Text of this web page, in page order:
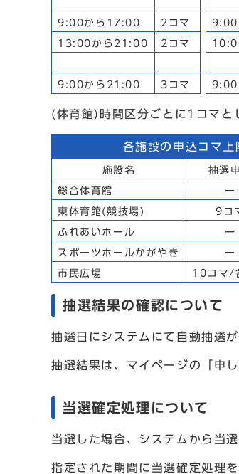
9:00から17:00 2コマ
13:00から21:00 2コマ
9:00から21:00 3コマ
9:00
9:00
(体育館)時間区分ごとに1コマ
各施設の申込コマ上
施設名 抽選
総合体育館 ー
東体育館(競技場) 9コ
ふれあいホール ー
スポーツホールかがやき ー
市民広場 10コマ/
抽選結果の確認について
抽選日にシステムにて自動抽選が
抽選結果は、マイページの「申
当選確定処理について
当選した場合、システムから当
指定された期間に当選確定処理